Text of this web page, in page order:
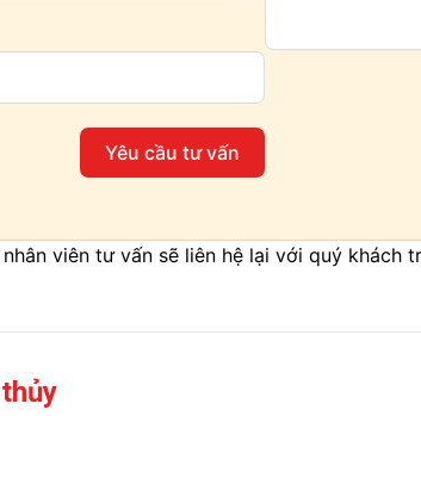
Yêu cầu tư vấn
viên tư vấn sẽ liên hệ lại với quý khách